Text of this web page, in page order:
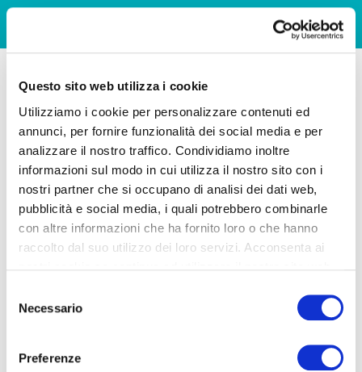
Questo sito web utilizza i cookie
Utilizziamo i cookie per personalizzare contenuti ed
annunci, per fornire funzionalità dei social media e per
analizzare il nostro traffico. Condividiamo inoltre
informazioni sul modo in cui utilizza il nostro sito con i
nostri partner che si occupano di analisi dei dati web,
pubblicità e social media, i quali potrebbero combinarle
con altre informazioni che ha fornito loro o che hanno
raccolto dal suo utilizzo dei loro servizi. Acconsenta ai
delNecessario
Preferenze